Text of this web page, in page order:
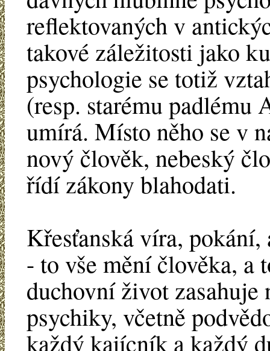
reflektovaných v
takové záležitosti jako
psychologie se totiž
(resp. starému
umírá. Místo něho se v
nový člověk, nebeský
řídí zákony blahodati.
Křesťanská víra,
- to vše mění člověka, a
duchovní život
psychiky, včetně
každý kajícník a každý